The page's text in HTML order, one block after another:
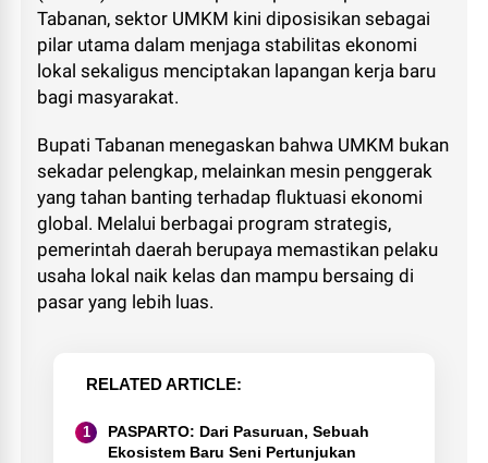
Tabanan, sektor UMKM kini diposisikan sebagai
pilar utama dalam menjaga stabilitas ekonomi
lokal sekaligus menciptakan lapangan kerja baru
bagi masyarakat.
Bupati Tabanan menegaskan bahwa UMKM bukan
sekadar pelengkap, melainkan mesin penggerak
yang tahan banting terhadap fluktuasi ekonomi
global. Melalui berbagai program strategis,
pemerintah daerah berupaya memastikan pelaku
usaha lokal naik kelas dan mampu bersaing di
pasar yang lebih luas.
RELATED ARTICLE
PASPARTO: Dari Pasuruan, Sebuah
Ekosistem Baru Seni Pertunjukan